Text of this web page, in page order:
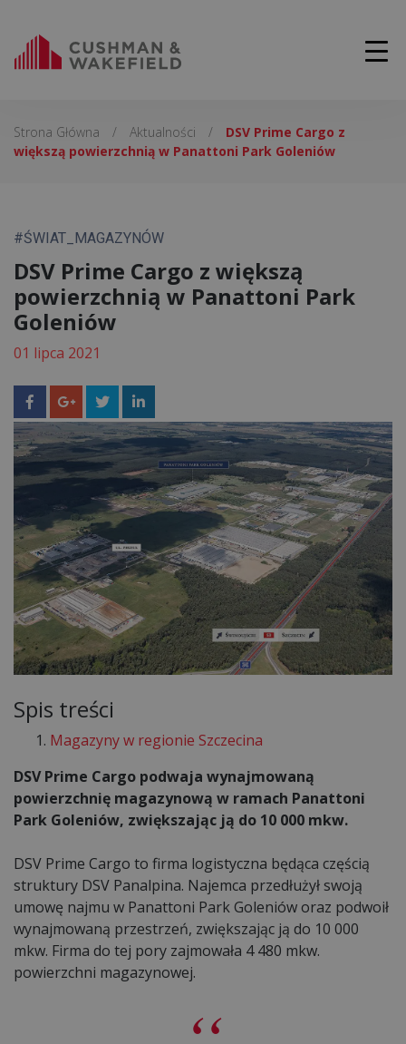
Strona Główna / Aktualności /
DSV Prime Cargo z
większą powierzchnią w Panattoni Park Goleniów
#ŚWIAT_MAGAZYNÓW
DSV Prime Cargo z większą
powierzchnią w Panattoni Park
Goleniów
01 lipca 2021
Spis treści
Magazyny w regionie Szczecina
DSV Prime Cargo podwaja wynajmowaną
powierzchnię magazynową w ramach Panattoni
Park Goleniów, zwiększając ją do 10 000 mkw.
DSV Prime Cargo to firma logistyczna będąca częścią
struktury DSV Panalpina. Najemca przedłużył swoją
umowę najmu w Panattoni Park Goleniów oraz podwoił
wynajmowaną przestrzeń, zwiększając ją do 10 000
mkw. Firma do tej pory zajmowała 4 480 mkw.
powierzchni magazynowej.